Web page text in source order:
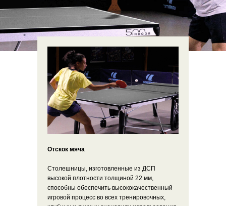
Отскок мяча
Столешницы, изготовленные из ДСП
высокой плотности толщиной 22 мм,
способны обеспечить высококачественный
игровой процесс во всех тренировочных,